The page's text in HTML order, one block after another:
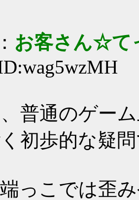
お客さん☆て
普通のゲー
初歩的な疑
っこでは歪